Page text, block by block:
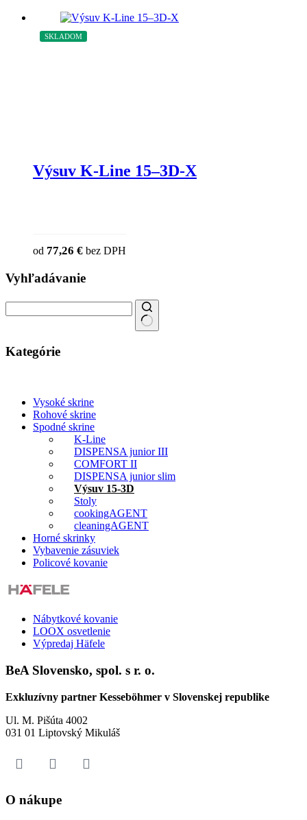
SKLADOM
Výsuv K-Line 15–3D-X
od 77,26 € bez DPH
Vyhľadávanie
Kategórie
Vysoké skrine
Rohové skrine
Spodné skrine
K-Line
DISPENSA junior III
COMFORT II
DISPENSA junior slim
Výsuv 15-3D
Stoly
cookingAGENT
cleaningAGENT
Horné skrinky
Vybavenie zásuviek
Policové kovanie
Nábytkové kovanie
LOOX osvetlenie
Výpredaj Häfele
BeA Slovensko, spol. s r. o.
Exkluzívny partner Kesseböhmer v Slovenskej republike
Ul. M. Pišúta 4002
031 01 Liptovský Mikuláš
O nákupe